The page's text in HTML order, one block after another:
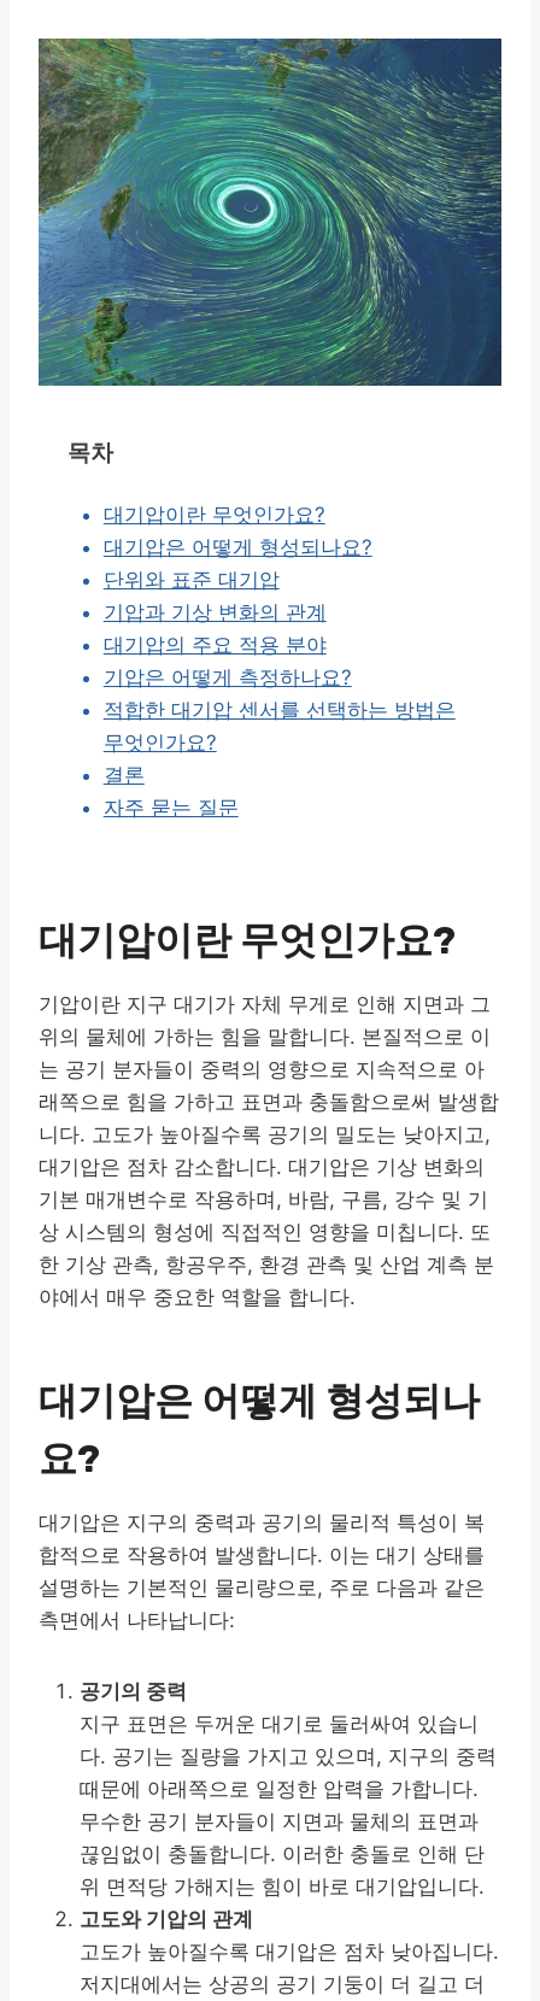
목차
대기압이란 무엇인가요?
대기압은 어떻게 형성되나요?
단위와 표준 대기압
기압과 기상 변화의 관계
대기압의 주요 적용 분야
기압은 어떻게 측정하나요?
적합한 대기압 센서를 선택하는 방법은
무엇인가요?
결론
자주 묻는 질문
대기압이란 무엇인가요?
기압이란 지구 대기가 자체 무게로 인해 지면과 그
위의 물체에 가하는 힘을 말합니다. 본질적으로 이
는 공기 분자들이 중력의 영향으로 지속적으로 아
래쪽으로 힘을 가하고 표면과 충돌함으로써 발생합
니다. 고도가 높아질수록 공기의 밀도는 낮아지고,
대기압은 점차 감소합니다. 대기압은 기상 변화의
기본 매개변수로 작용하며, 바람, 구름, 강수 및 기
상 시스템의 형성에 직접적인 영향을 미칩니다. 또
한 기상 관측, 항공우주, 환경 관측 및 산업 계측 분
야에서 매우 중요한 역할을 합니다.
대기압은 어떻게 형성되나
요?
대기압은 지구의 중력과 공기의 물리적 특성이 복
합적으로 작용하여 발생합니다. 이는 대기 상태를
설명하는 기본적인 물리량으로, 주로 다음과 같은
측면에서 나타납니다:
공기의 중력
지구 표면은 두꺼운 대기로 둘러싸여 있습니
다. 공기는 질량을 가지고 있으며, 지구의 중력
때문에 아래쪽으로 일정한 압력을 가합니다.
무수한 공기 분자들이 지면과 물체의 표면과
끊임없이 충돌합니다. 이러한 충돌로 인해 단
위 면적당 가해지는 힘이 바로 대기압입니다.
고도와 기압의 관계
고도가 높아질수록 대기압은 점차 낮아집니다.
저지대에서는 상공의 공기 기둥이 더 길고 더